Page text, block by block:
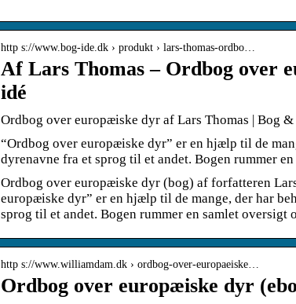
http s://www.bog-ide.dk › produkt › lars-thomas-ordbo…
Af Lars Thomas – Ordbog over
idé
Ordbog over europæiske dyr af Lars Thomas | Bog &
“Ordbog over europæiske dyr” er en hjælp til de
dyrenavne fra et sprog til et andet. Bogen rummer
Ordbog over europæiske dyr (bog) af forfatteren
europæiske dyr” er en hjælp til de mange, der har
sprog til et andet. Bogen rummer en samlet oversigt
http s://www.williamdam.dk › ordbog-over-europaeiske…
Ordbog over europæiske dyr